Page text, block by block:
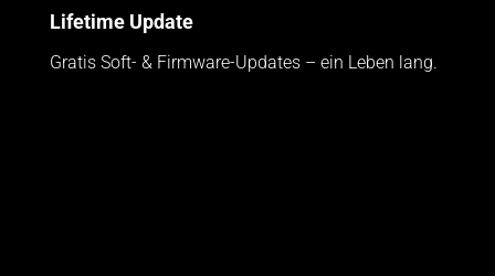
Lifetime Update
Gratis Soft- & Firmware-Updates – ein Leben lang.